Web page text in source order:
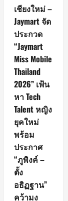
เชียงใหม่ –
Jaymart จัด
ประกวด
“Jaymart
Miss Mobile
Thailand
2026” เฟ้น
หา Tech
Talent หญิง
ยุคใหม่
พร้อม
ประกาศ
“ภูพิงค์ –
ตั้ง
อธิฏฐาน”
คว้ามง